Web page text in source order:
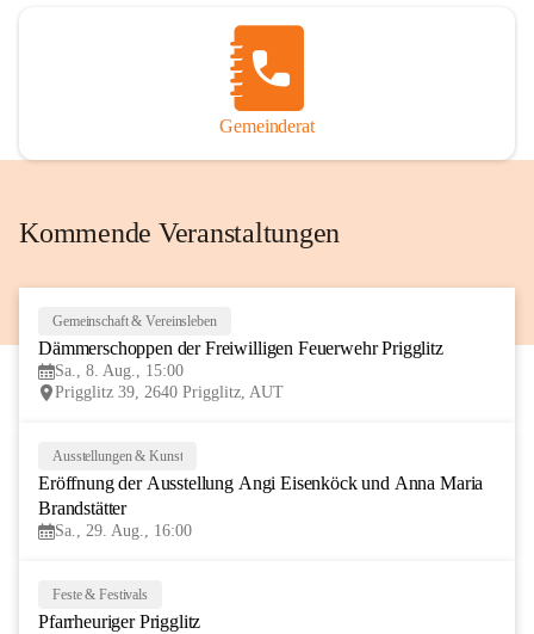
Gemeinderat
Kommende Veranstaltungen
Gemeinschaft & Vereinsleben
Dämmerschoppen der Freiwilligen Feuerwehr Prigglitz
Sa., 8. Aug., 15:00
Prigglitz 39, 2640 Prigglitz, AUT
AUG
Ausstellungen & Kunst
Eröffnung der Ausstellung Angi Eisenköck und Anna Maria
Brandstätter
Sa., 29. Aug., 16:00
Feste & Festivals
Pfarrheuriger Prigglitz